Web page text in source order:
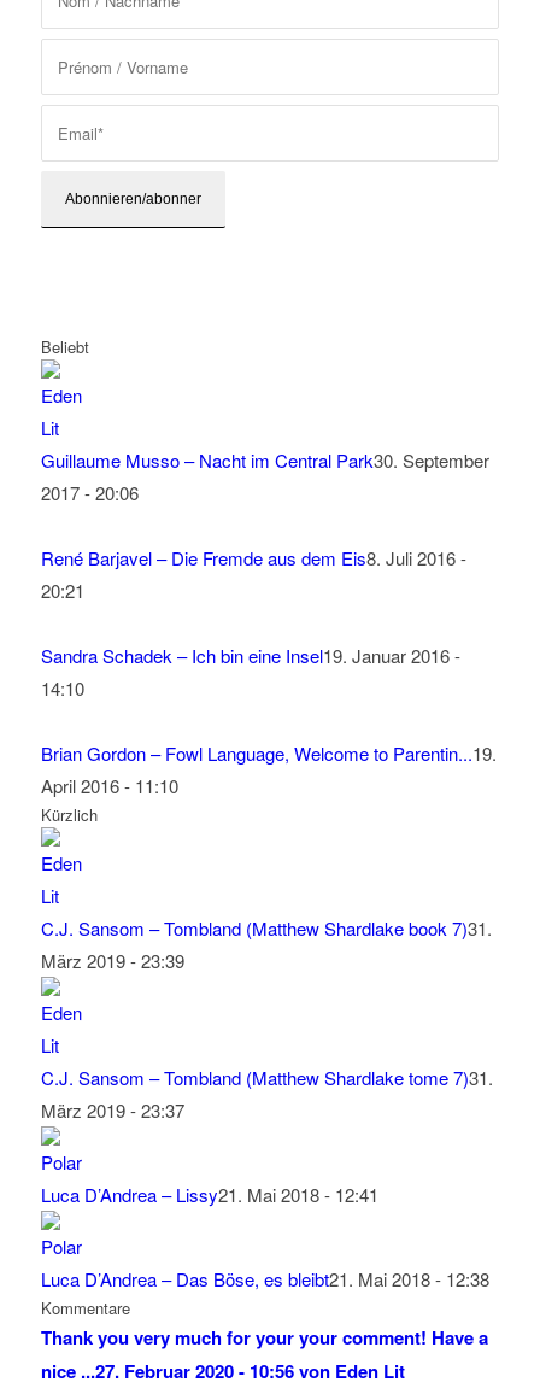
Beliebt
Guillaume Musso – Nacht im Central Park30. September
2017 - 20:06
René Barjavel – Die Fremde aus dem Eis8. Juli 2016 -
20:21
Sandra Schadek – Ich bin eine Insel19. Januar 2016 -
14:10
Brian Gordon – Fowl Language, Welcome to Parentin...19.
April 2016 - 11:10
Kürzlich
C.J. Sansom – Tombland (Matthew Shardlake book 7)31.
März 2019 - 23:39
C.J. Sansom – Tombland (Matthew Shardlake tome 7)31.
März 2019 - 23:37
Luca D’Andrea – Lissy21. Mai 2018 - 12:41
Luca D’Andrea – Das Böse, es bleibt21. Mai 2018 - 12:38
Kommentare
Thank you very much for your your comment! Have a
nice ...27. Februar 2020 - 10:56 von Eden Lit